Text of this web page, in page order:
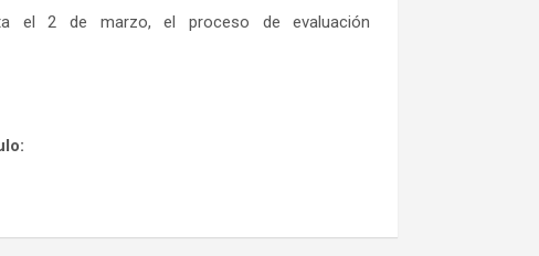
el 2 de marzo, el proceso de evaluación